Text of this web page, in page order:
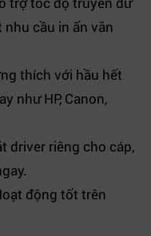
cầu in ấn văn
thích với hầu hết
như HP, Canon,
driver riêng cho cáp,
động tốt trên